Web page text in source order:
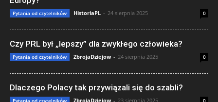
Pytania od czytelników HistoriaPL - 24 sierpnia 2025 0
Czy PRL był „lepszy” dla zwykłego człowieka?
Pytania od czytelników ZbrojaDziejow - 24 sierpnia 2025 0
Dlaczego Polacy tak przywiązali się do szabli?
Pytania od czytelników ZbrojaDziejow - 23 sierpnia 2025 0